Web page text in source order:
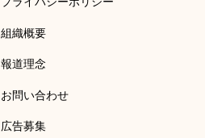
組織概要
報道理念
お問い合わせ
広告募集